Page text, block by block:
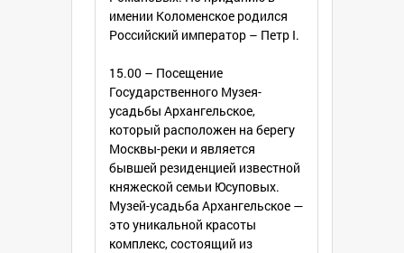
имении Коломенское родился
Российский император – Петр I.
15.00 – Посещение
Государственного Музея-
усадьбы Архангельское,
который расположен на берегу
Москвы-реки и является
бывшей резиденцией известной
княжеской семьи Юсуповых.
Музей-усадьба Архангельское —
это уникальной красоты
комплекс, состоящий из